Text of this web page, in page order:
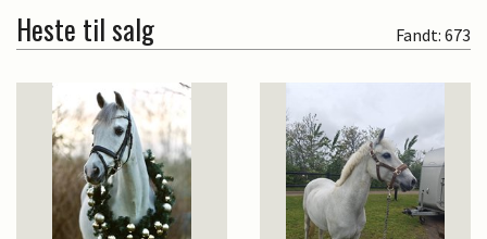
Heste til salg Fandt: 673